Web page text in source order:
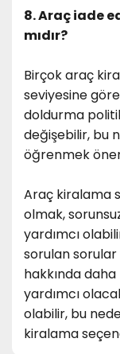
8. Araç iade
mıdır?
Birçok araç
seviyesine
doldurma
değişebilir, bu
öğrenmek
Araç kiralama
olmak,
yardımcı
sorulan
hakkında
yardımcı
olabilir, bu
kiralama